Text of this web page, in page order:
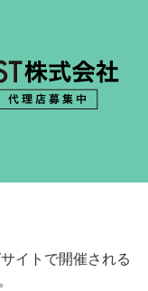
イトで開催される